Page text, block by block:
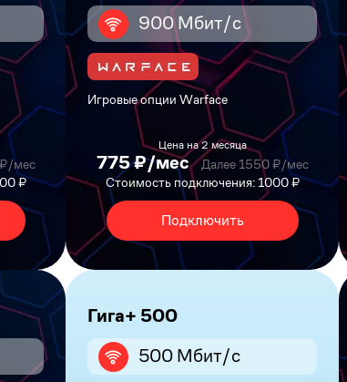
мес
₽
900 Мбит/с
Игровые опции Warface
Цена на 2 месяца
775 ₽/мес
Далее 1550 ₽/мес
Стоимость подключения: 1000 ₽
Подключить
Гига+ 500
500 Мбит/с